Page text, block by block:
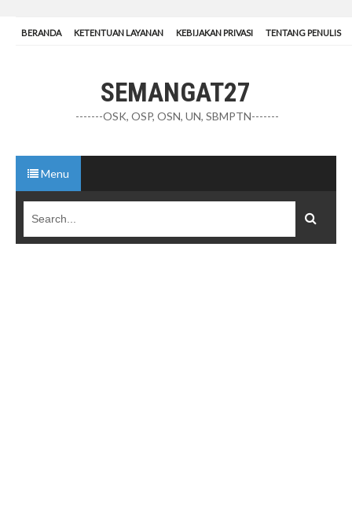
BERANDA KETENTUAN LAYANAN KEBIJAKAN PRIVASI TENTANG PENULIS
SEMANGAT27
-------OSK, OSP, OSN, UN, SBMPTN-------
Menu